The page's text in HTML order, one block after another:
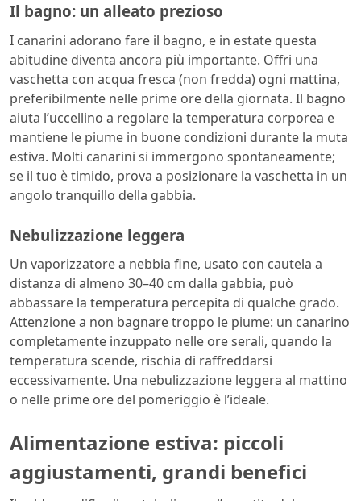
Il bagno: un alleato prezioso
I canarini adorano fare il bagno, e in estate questa
abitudine diventa ancora più importante. Offri una
vaschetta con acqua fresca (non fredda) ogni mattina,
preferibilmente nelle prime ore della giornata. Il bagno
aiuta l’uccellino a regolare la temperatura corporea e
mantiene le piume in buone condizioni durante la muta
estiva. Molti canarini si immergono spontaneamente;
se il tuo è timido, prova a posizionare la vaschetta in un
angolo tranquillo della gabbia.
Nebulizzazione leggera
Un vaporizzatore a nebbia fine, usato con cautela a
distanza di almeno 30–40 cm dalla gabbia, può
abbassare la temperatura percepita di qualche grado.
Attenzione a non bagnare troppo le piume: un canarino
completamente inzuppato nelle ore serali, quando la
temperatura scende, rischia di raffreddarsi
eccessivamente. Una nebulizzazione leggera al mattino
o nelle prime ore del pomeriggio è l’ideale.
Alimentazione estiva: piccoli
aggiustamenti, grandi benefici